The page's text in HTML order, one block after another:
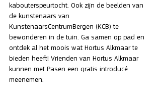
kabouterspeurtocht. Ook zijn de beelden van
de kunstenaars van
KunstenaarsCentrumBergen (KCB) te
bewonderen in de tuin. Ga samen op pad en
ontdek al het moois wat Hortus Alkmaar te
bieden heeft! Vrienden van Hortus Alkmaar
kunnen met Pasen een gratis introducé
meenemen.